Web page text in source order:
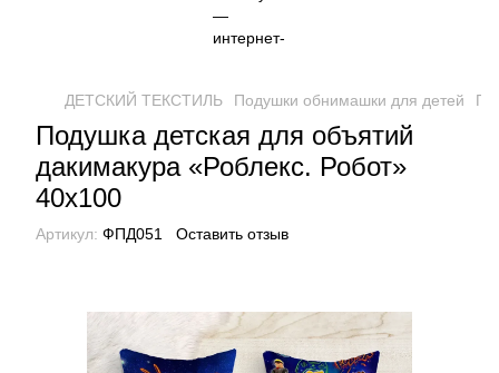
ДЕТСКИЙ ТЕКСТИЛЬ Подушки обнимашки для детей
Подушка детская для объятий
дакимакура «Роблекс. Робот»
40х100
Артикул: ФПД051 Оставить отзыв